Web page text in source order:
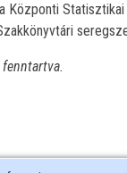
Központi